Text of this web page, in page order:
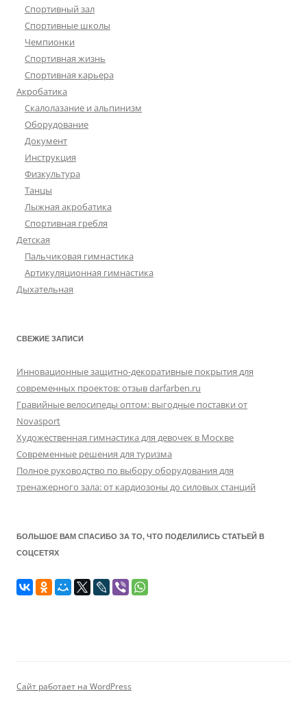
Спортивный зал
Спортивные школы
Чемпионки
Спортивная жизнь
Спортивная карьера
Акробатика
Скалолазание и альпинизм
Оборудование
Документ
Инструкция
Физкультура
Танцы
Лыжная акробатика
Спортивная гребля
Детская
Пальчиковая гимнастика
Артикуляционная гимнастика
Дыхательная
СВЕЖИЕ ЗАПИСИ
Инновационные защитно-декоративные покрытия для
современных проектов: отзыв darfarben.ru
Гравийные велосипеды оптом: выгодные поставки от
Novasport
Художественная гимнастика для девочек в Москве
Современные решения для туризма
Полное руководство по выбору оборудования для
тренажерного зала: от кардиозоны до силовых станций
БОЛЬШОЕ ВАМ СПАСИБО ЗА ТО, ЧТО ПОДЕЛИЛИСЬ СТАТЬЕЙ В
СОЦСЕТЯХ
Сайт работает на WordPress